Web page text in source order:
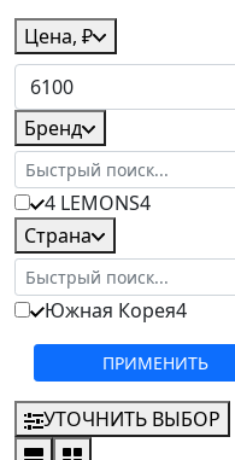
Цена, ₽
Бренд
4 LEMONS4
Страна
Южная Корея4
УТОЧНИТЬ ВЫБОР